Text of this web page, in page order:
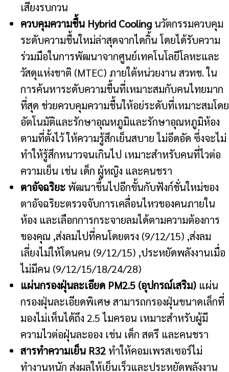
เสียงรบกวน
ควบคุมความชื้น Hybrid Cooling นวัตกรรมควบคุม
ระดับความชื้นใหม่ล่าสุดจากไดกิ้น โดยได้รับความ
ร่วมมือในการพัฒนาจากศูนย์เทคโนโลยีโลหะและ
วัสดุแห่งชาติ (MTEC) ภายใต้หน่วยงาน สวทช. ใน
การค้นหาระดับความชื้นที่เหมาะสมกับคนไทยมาก
ที่สุด ช่วยควบคุมความชื้นให้อย่ระดับที่เหมาะสมโดย
อัตโนมัติและรักษาอุณหภูมิและรักษาอุณหภูมิห้อง
ตามที่ตั้งไว้ ให้ความรู้สึกเย็นสบาย ไม่อึดอัด ซึ่งจะไม่
ทำให้รู้สึกหนาวจนเกินไป เหมาะสำหรับคนที่ไวต่อ
ความเย็น เช่น เด็ก ผู้หญิง และคนชรา
ตาอัจฉริยะ พัฒนาขึ้นไปอีกขั้นกับฟังก์ชั่นใหม่ของ
ตาอัจฉริยะตรวจจับการเคลื่อนไหวของคนภายใน
ห้อง และเลือกการกระจายลมได้ตามความต้องการ
ของคุณ ,ส่งลมไปที่คนโดยตรง (9/12/15) ,ส่งลม
เลี่ยงไม่ให้โดนคน (9/12/15) ,ประหยัดพลังงานเมื่อ
ไม่มีคน (9/12/15/18/24/28)
แผ่นกรองฝุ่นละเอียด PM2.5 (อุปกรณ์เสริม) แผ่น
กรองฝุ่นละเอียดพิเศษ สามารถกรองฝุ่นขนาดเล็กที่
มองไม่เห็นได้ถึง 2.5 ไมครอน เหมาะสำหรับผู้มี
ความไวต่อฝุ่นละออง เช่น เด็ก สตรี และคนชรา
สารทำความเย็น R32 ทำให้คอมเพรสเซอร์ไม่
ทำงานหนัก ส่งผลให้เย็นเร็วและประหยัดพลังงาน